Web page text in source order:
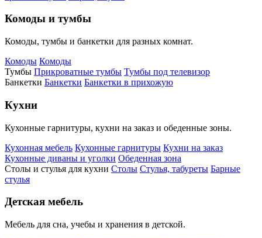
Комоды и тумбы
Комоды, тумбы и банкетки для разных комнат.
Комоды Комоды
Тумбы Прикроватные тумбы Тумбы под телевизор
Банкетки Банкетки Банкетки в прихожую
Кухни
Кухонные гарнитуры, кухни на заказ и обеденные зоны.
Кухонная мебель Кухонные гарнитуры Кухни на заказ
Кухонные диваны и уголки Обеденная зона
Столы и стулья для кухни Столы Стулья, табуреты Барные
стулья
Детская мебель
Мебель для сна, учебы и хранения в детской.